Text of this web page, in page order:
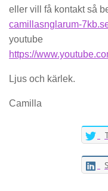
eller vill få kontakt så
camillasnglarum-
youtube
https://
Ljus och kärlek.
Camilla